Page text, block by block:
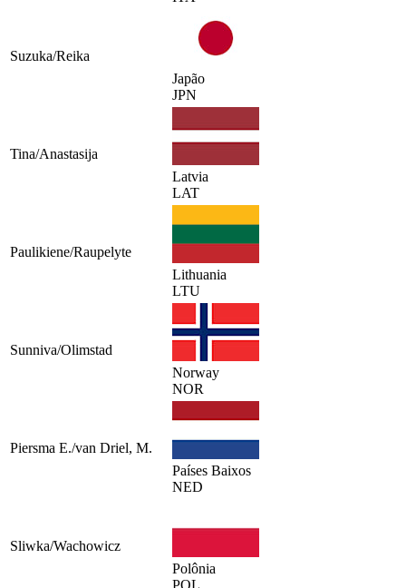
Suzuka/Reika
Japão
JPN
Tina/Anastasija
Latvia
LAT
Paulikiene/Raupelyte
Lithuania
LTU
Sunniva/Olimstad
Norway
NOR
Piersma E./van Driel, M.
Países Baixos
NED
Sliwka/Wachowicz
Polônia
POL